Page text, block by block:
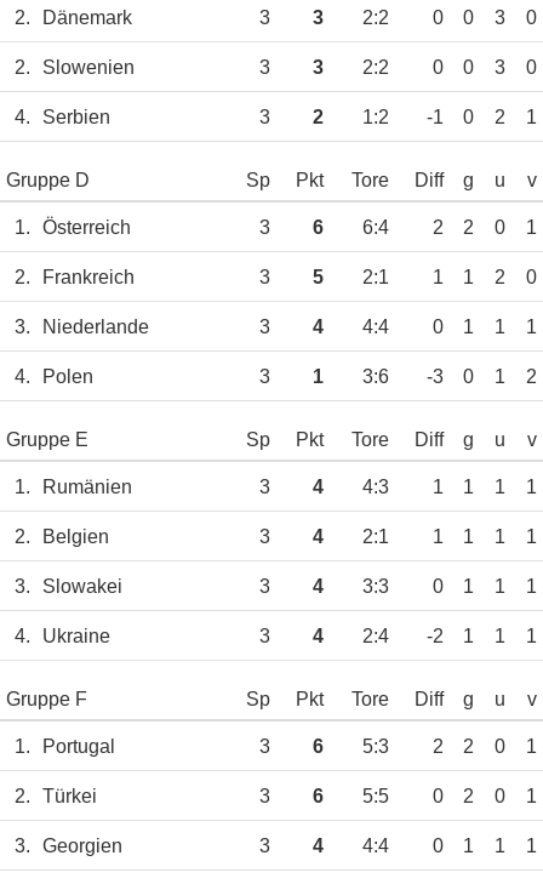
2. Dänemark 3 3 2:2 0 0 3 0
2. Slowenien 3 3 2:2 0 0 3 0
4. Serbien 3 2 1:2 -1 0 2 1
Gruppe D Sp Pkt Tore Diff g u v
1. Österreich 3 6 6:4 2 2 0 1
2. Frankreich 3 5 2:1 1 1 2 0
3. Niederlande 3 4 4:4 0 1 1 1
4. Polen 3 1 3:6 -3 0 1 2
Gruppe E Sp Pkt Tore Diff g u v
1. Rumänien 3 4 4:3 1 1 1 1
2. Belgien 3 4 2:1 1 1 1 1
3. Slowakei 3 4 3:3 0 1 1 1
4. Ukraine 3 4 2:4 -2 1 1 1
Gruppe F Sp Pkt Tore Diff g u v
1. Portugal 3 6 5:3 2 2 0 1
2. Türkei 3 6 5:5 0 2 0 1
3. Georgien 3 4 4:4 0 1 1 1